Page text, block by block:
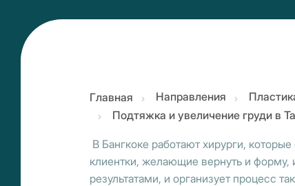
Главная Направления
Подтяжка и увеличение груди в
В Бангкоке работают хирурги,
клиентки, желающие вернуть и
результатами, и организует процесс